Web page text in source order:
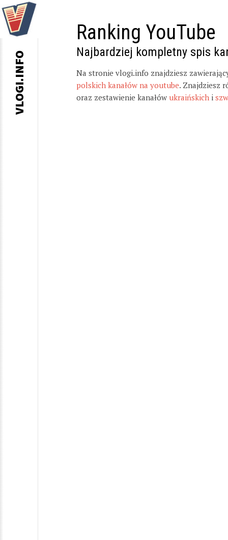
Ranking YouTube
Najbardziej kompletny spis
Na stronie vlogi.info znajdziesz
polskich kanałów na youtube. Znajdziesz
oraz zestawienie kanałów ukraińskich i
VLOGI.INFO